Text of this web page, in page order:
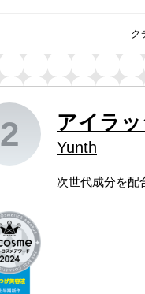
ク
2 アイラ
Yunth
次世代成分を配